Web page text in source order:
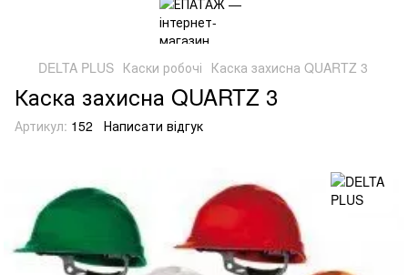
DELTA PLUS Каски робочі Каска захисна QUARTZ 3
Каска захисна QUARTZ 3
Артикул: 152 Написати відгук